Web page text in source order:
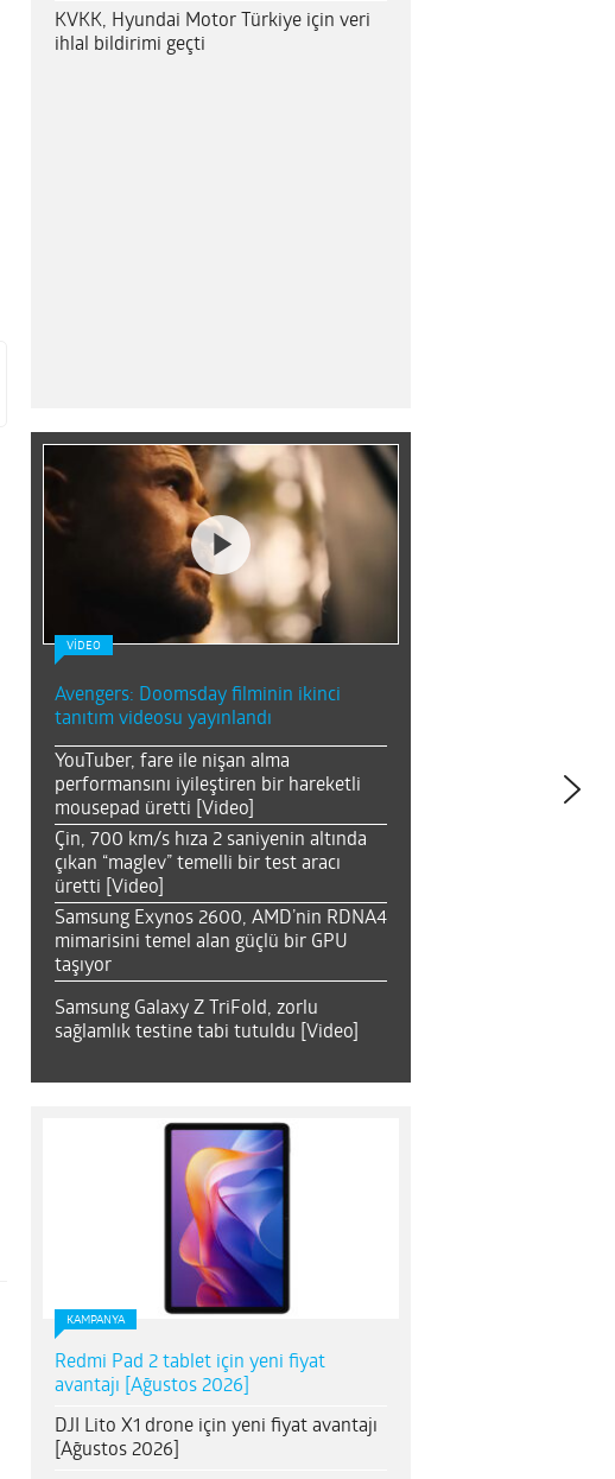
KVKK, Hyundai Motor Türkiye için veri
ihlal bildirimi geçti
VİDEO
Avengers: Doomsday filminin ikinci
tanıtım videosu yayınlandı
YouTuber, fare ile nişan alma
performansını iyileştiren bir hareketli
mousepad üretti [Video]
Çin, 700 km/s hıza 2 saniyenin altında
çıkan “maglev” temelli bir test aracı
üretti [Video]
Samsung Exynos 2600, AMD’nin RDNA4
mimarisini temel alan güçlü bir GPU
taşıyor
Samsung Galaxy Z TriFold, zorlu
sağlamlık testine tabi tutuldu [Video]
KAMPANYA
Redmi Pad 2 tablet için yeni fiyat
avantajı [Ağustos 2026]
DJI Lito X1 drone için yeni fiyat avantajı
[Ağustos 2026]